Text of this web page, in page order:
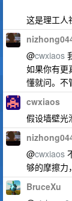
这是理工人
@cwxiaos
如果你有更
懂就问。不
cwxiaos
假设墙壁光
@cwxiaos
够的摩擦力
BruceXu